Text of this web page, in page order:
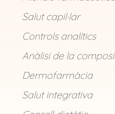
Salut capil·lar
Controls analítics
Anàlisi de la
Dermofarmàcia
Salut integrativa